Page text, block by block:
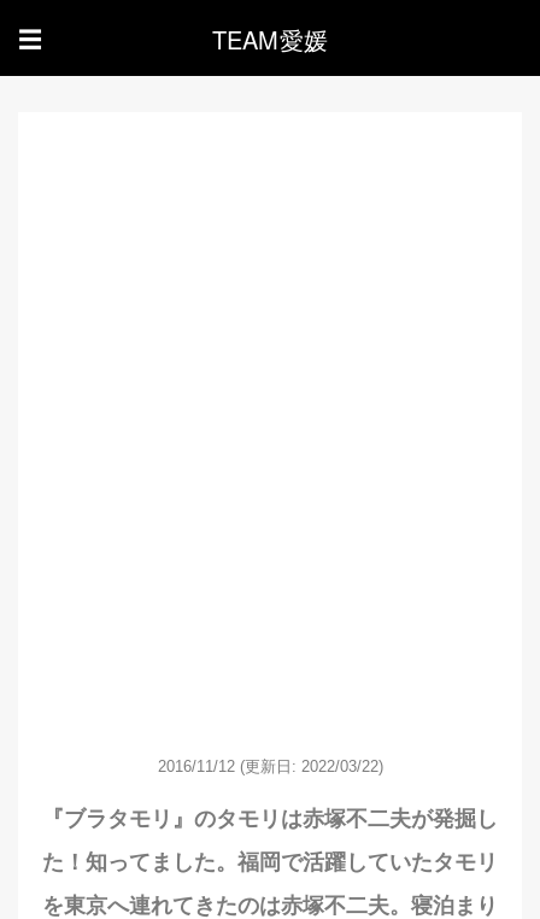
☰ TEAM愛媛
2016/11/12 (更新日: 2022/03/22)
『ブラタモリ』のタモリは赤塚不二夫が発掘し
た！知ってました。福岡で活躍していたタモリ
を東京へ連れてきたのは赤塚不二夫。寝泊まり